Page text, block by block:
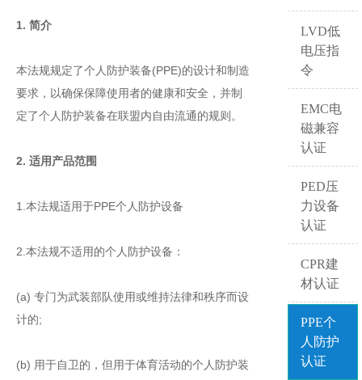
1. 简介
本法规规定了个人防护装备(PPE)的设计和制造
要求，以确保保障使用者的健康和安全，并制
定了个人防护装备在联盟内自由流通的规则。
2. 适用产品范围
1.本法规适用于PPE个人防护设备
2.本法规不适用的个人防护设备：
(a) 专门为武装部队使用或维持法律和秩序而设
计的;
(b) 用于自卫的，但用于体育活动的个人防护装
LVD低
电压指
令
EMC电
磁兼容
认证
PED压
力设备
认证
CPR建
材认证
PPE个
人防护
认证